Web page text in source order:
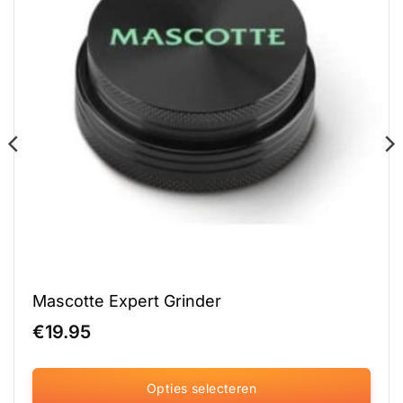
Mascotte Expert Grinder
€19.95
Opties selecteren